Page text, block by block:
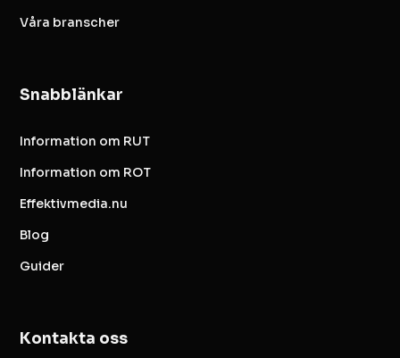
Våra branscher
Snabblänkar
Information om RUT
Information om ROT
Effektivmedia.nu
Blog
Guider
Kontakta oss